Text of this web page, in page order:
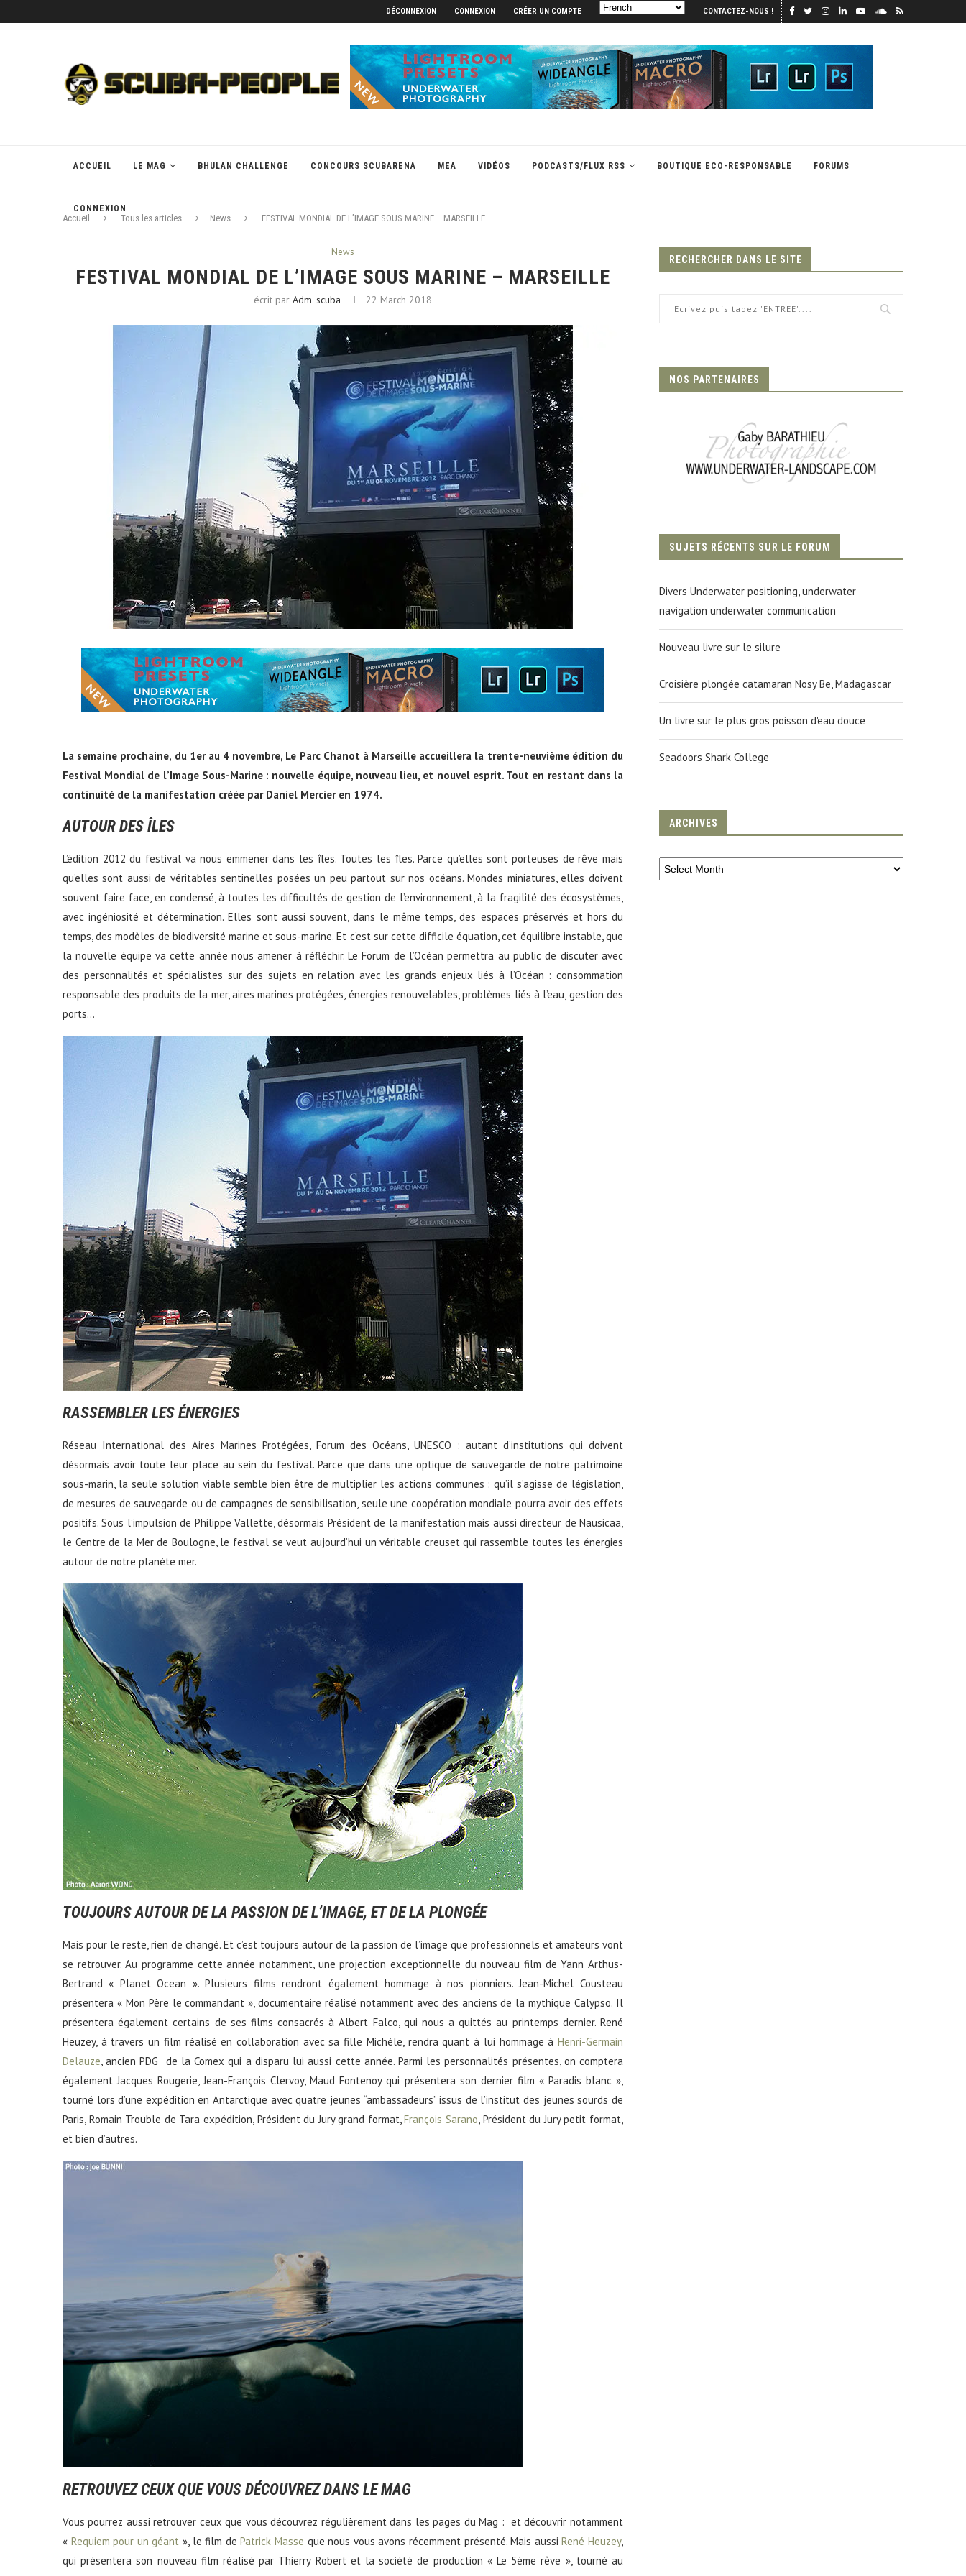
DÉCONNEXION CONNEXION CRÉER UN COMPTE CONTACTEZ-NOUS !
ACCUEIL LE MAG BHULAN CHALLENGE CONCOURS SCUBARENA MEA VIDÉOS PODCASTS/FLUX RSS BOUTIQUE ECO-RESPONSABLE FORUMS
CONNEXION
Accueil Tous les articles News FESTIVAL MONDIAL DE L’IMAGE SOUS MARINE – MARSEILLE
News
FESTIVAL MONDIAL DE L’IMAGE SOUS MARINE – MARSEILLE
écrit par Adm_scuba 22 March 2018
La semaine prochaine, du 1er au 4 novembre, Le Parc Chanot à Marseille accueillera la trente-neuvième édition du
Festival Mondial de l’Image Sous-Marine : nouvelle équipe, nouveau lieu, et nouvel esprit. Tout en restant dans la
continuité de la manifestation créée par Daniel Mercier en 1974.
AUTOUR DES ÎLES
L’édition 2012 du festival va nous emmener dans les îles. Toutes les îles. Parce qu’elles sont porteuses de rêve mais
qu’elles sont aussi de véritables sentinelles posées un peu partout sur nos océans. Mondes miniatures, elles doivent
souvent faire face, en condensé, à toutes les difficultés de gestion de l’environnement, à la fragilité des écosystèmes,
avec ingéniosité et détermination. Elles sont aussi souvent, dans le même temps, des espaces préservés et hors du
temps, des modèles de biodiversité marine et sous-marine. Et c’est sur cette difficile équation, cet équilibre instable, que
la nouvelle équipe va cette année nous amener à réfléchir. Le Forum de l’Océan permettra au public de discuter avec
des personnalités et spécialistes sur des sujets en relation avec les grands enjeux liés à l’Océan : consommation
responsable des produits de la mer, aires marines protégées, énergies renouvelables, problèmes liés à l’eau, gestion des
ports…
RASSEMBLER LES ÉNERGIES
Réseau International des Aires Marines Protégées, Forum des Océans, UNESCO : autant d’institutions qui doivent
désormais avoir toute leur place au sein du festival. Parce que dans une optique de sauvegarde de notre patrimoine
sous-marin, la seule solution viable semble bien être de multiplier les actions communes : qu’il s’agisse de législation,
de mesures de sauvegarde ou de campagnes de sensibilisation, seule une coopération mondiale pourra avoir des effets
positifs. Sous l’impulsion de Philippe Vallette, désormais Président de la manifestation mais aussi directeur de Nausicaa,
le Centre de la Mer de Boulogne, le festival se veut aujourd’hui un véritable creuset qui rassemble toutes les énergies
autour de notre planète mer.
TOUJOURS AUTOUR DE LA PASSION DE L’IMAGE, ET DE LA PLONGÉE
Mais pour le reste, rien de changé. Et c’est toujours autour de la passion de l’image que professionnels et amateurs vont
se retrouver. Au programme cette année notamment, une projection exceptionnelle du nouveau film de Yann Arthus-
Bertrand « Planet Ocean ». Plusieurs films rendront également hommage à nos pionniers. Jean-Michel Cousteau
présentera « Mon Père le commandant », documentaire réalisé notamment avec des anciens de la mythique Calypso. Il
présentera également certains de ses films consacrés à Albert Falco, qui nous a quittés au printemps dernier. René
Heuzey, à travers un film réalisé en collaboration avec sa fille Michèle, rendra quant à lui hommage à Henri-Germain
Delauze, ancien PDG de la Comex qui a disparu lui aussi cette année. Parmi les personnalités présentes, on comptera
également Jacques Rougerie, Jean-François Clervoy, Maud Fontenoy qui présentera son dernier film « Paradis blanc »,
tourné lors d’une expédition en Antarctique avec quatre jeunes “ambassadeurs” issus de l’institut des jeunes sourds de
Paris, Romain Trouble de Tara expédition, Président du Jury grand format,François Sarano, Président du Jury petit format,
et bien d’autres.
RETROUVEZ CEUX QUE VOUS DÉCOUVREZ DANS LE MAG
Vous pourrez aussi retrouver ceux que vous découvrez régulièrement dans les pages du Mag : et découvrir notamment
« Requiem pour un géant », le film dePatrick Masse que nous vous avons récemment présenté. Mais aussiRené Heuzey,
qui présentera son nouveau film réalisé par Thierry Robert et la société de production « Le 5ème rêve », tourné au
RECHERCHER DANS LE SITE
NOS PARTENAIRES
SUJETS RÉCENTS SUR LE FORUM
Divers Underwater positioning, underwater
navigation underwater communication
Nouveau livre sur le silure
Croisière plongée catamaran Nosy Be, Madagascar
Un livre sur le plus gros poisson d'eau douce
Seadoors Shark College
ARCHIVES